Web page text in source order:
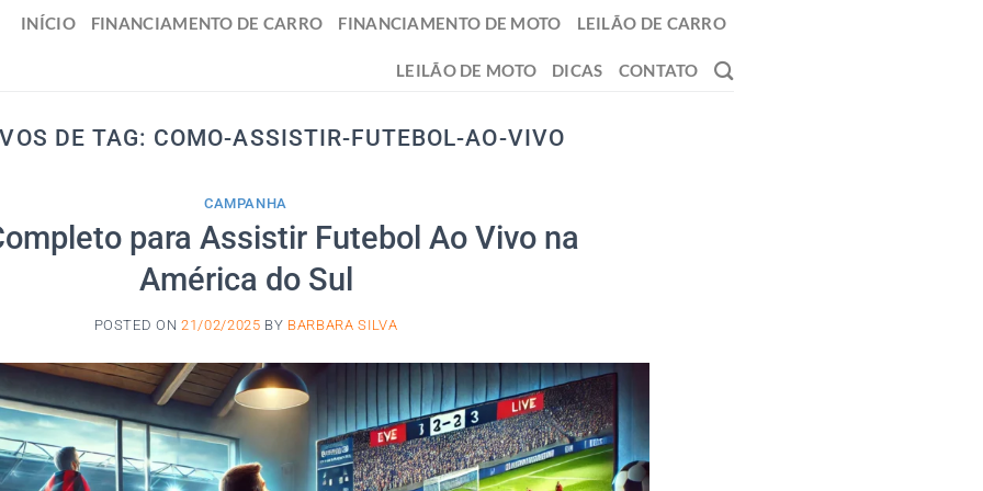
INÍCIO FINANCIAMENTO DE CARRO FINANCIAMENTO DE MOTO LEILÃO DE CARRO
LEILÃO DE MOTO DICAS CONTATO
DE TAG: COMO-ASSISTIR-FUTEBOL-AO-VIVO
CAMPANHA
para Assistir Futebol Ao Vivo na
América do Sul
POSTED ON21/02/2025 BY BARBARA SILVA